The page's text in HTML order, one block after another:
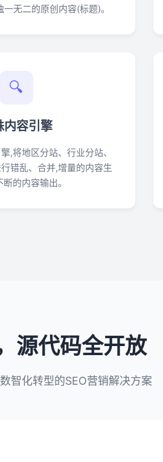
无二的原创内容(标题)。
🔍
内容引擎
,将地区分站、行业分站、
错乱、合并,增量的内容生
的内容输出。
源代码全开放
智化转型的SEO营销解决方案